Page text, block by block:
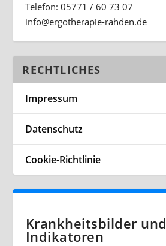
Krankheitsbilder und
Indikatoren
Telefon: 05771 / 60 73 07
ed.nedhar-eiparehtogre@ofni
RECHTLICHES
Impressum
Datenschutz
Cookie-Richtlinie